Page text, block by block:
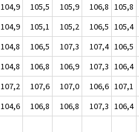
104,9 105,5 105,9 106,8 105,8
104,9 105,1 105,2 106,5 105,4
104,8 106,5 107,3 107,4 106,5
104,8 106,8 106,9 107,3 106,4
107,2 107,6 107,0 106,6 107,1
104,6 106,8 106,8 107,3 106,4